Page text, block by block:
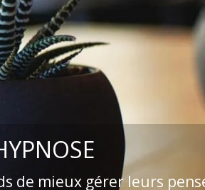
de mieux gérer leurs